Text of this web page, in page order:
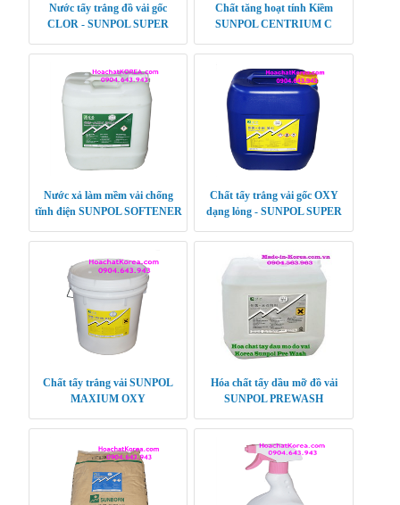
Nước tẩy trắng đồ vải gốc
CLOR - SUNPOL SUPER
Chất tăng hoạt tính Kiềm
SUNPOL CENTRIUM C
Nước xả làm mềm vải chống
tĩnh điện SUNPOL SOFTENER
Chất tẩy trắng vải gốc OXY
dạng lỏng - SUNPOL SUPER
Chất tẩy trắng vải SUNPOL
MAXIUM OXY
Hóa chất tẩy dầu mỡ đồ vải
SUNPOL PREWASH